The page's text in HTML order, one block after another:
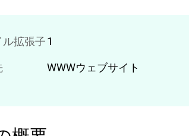
ル拡張子1
WWWウェブサイト